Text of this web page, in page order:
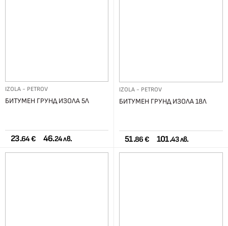
IZOLA - PETROV
БИТУМЕН ГРУНД ИЗОЛА 5Л
23.64 € 46.24 лв.
IZOLA - PETROV
БИТУМЕН ГРУНД ИЗОЛА 18Л
51.86 € 101.43 лв.